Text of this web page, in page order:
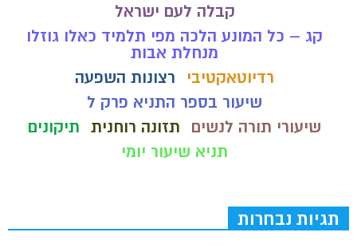
קבלה לעם ישראל
קג – כל המונע הלכה מפי תלמיד כאלו גוזלו
מנחלת אבות
רדיוטאקטיבי
רצונות השפעה
שיעור בספר התניא פרק ל
שיעורי תורה לנשים
תזונה רוחנית תיקונים
תניא שיעור יומי
תגיות נבחרות